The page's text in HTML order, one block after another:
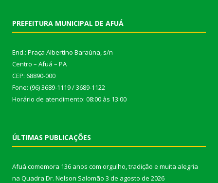
PREFEITURA MUNICIPAL DE AFUÁ
End.: Praça Albertino Baraúna, s/n
Centro – Afuá – PA
CEP: 68890-000
Fone: (96) 3689-1119 / 3689-1122
Horário de atendimento: 08:00 às 13:00
ÚLTIMAS PUBLICAÇÕES
Afuá comemora 136 anos com orgulho, tradição e muita alegria
na Quadra Dr. Nelson Salomão 3 de agosto de 2026